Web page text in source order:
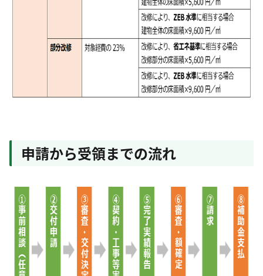
申請から受領までの流れ